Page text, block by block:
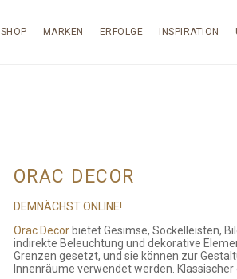
SHOP MARKEN ERFOLGE INSPIRATION
ORAC DECOR
DEMNÄCHST ONLINE!
Orac Decorbietet Gesimse, Sockelleisten,
indirekte Beleuchtung und dekorative
Grenzen gesetzt, und sie können zur
Innenräume verwendet werden.